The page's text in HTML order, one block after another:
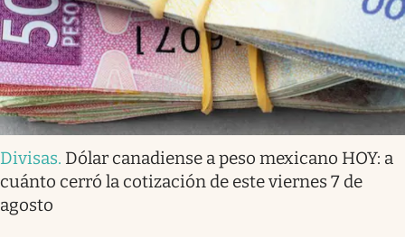
Divisas. Dólar canadiense a peso mexicano HOY: a
cuánto cerró la cotización de este viernes 7 de
agosto